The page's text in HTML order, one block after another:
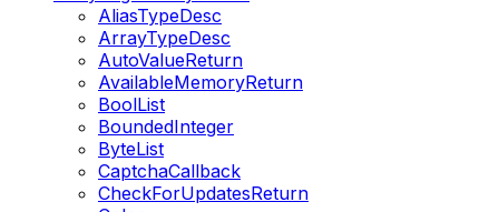
AliasTypeDesc
ArrayTypeDesc
AutoValueReturn
AvailableMemoryReturn
BoolList
BoundedInteger
ByteList
CaptchaCallback
CheckForUpdatesReturn